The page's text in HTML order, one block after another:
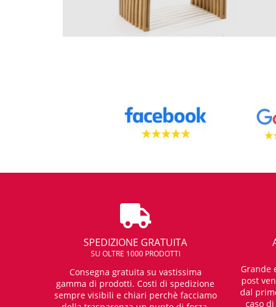
SPEDIZIONE GRATUITA
SU OLTRE 1000 PRODOTTI
Consegna gratuita su vastissima
gamma di prodotti. Costi di spedizione
sempre visibili e chiari perchè facciamo
Grande
post
dal
caso